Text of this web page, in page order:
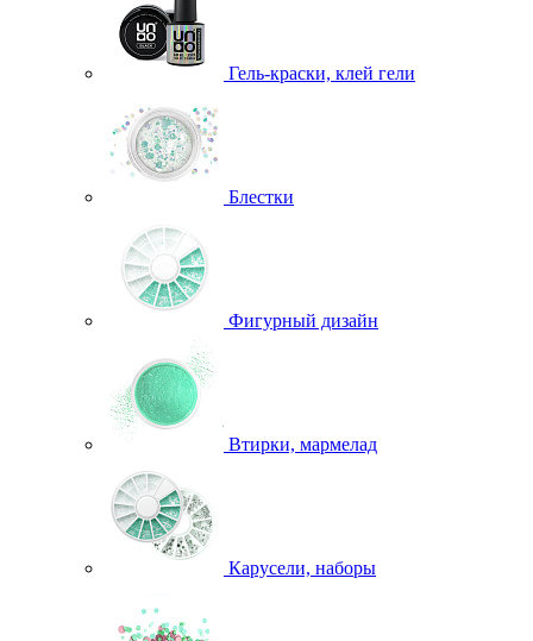
Гель-краски, клей гели
Блестки
Фигурный дизайн
Втирки, мармелад
Карусели, наборы